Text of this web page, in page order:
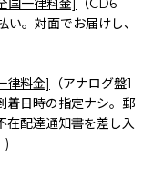
国一律料金]
（CD6
。対面でお届けし、
律料金]
（アナログ盤1
着日時の指定ナシ。郵
在配達通知書を差し入
)